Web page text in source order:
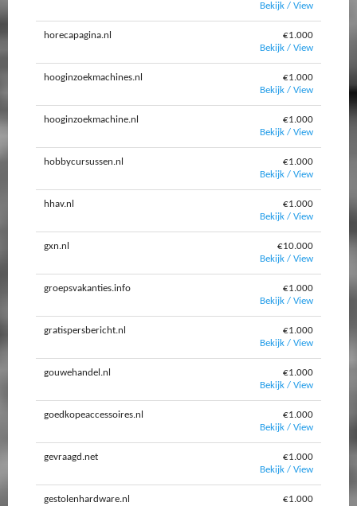
Bekijk / View
horecapagina.nl
€1.000
Bekijk / View
hooginzoekmachines.nl
€1.000
Bekijk / View
hooginzoekmachine.nl
€1.000
Bekijk / View
hobbycursussen.nl
€1.000
Bekijk / View
hhav.nl
€1.000
Bekijk / View
gxn.nl
€10.000
Bekijk / View
groepsvakanties.info
€1.000
Bekijk / View
gratispersbericht.nl
€1.000
Bekijk / View
gouwehandel.nl
€1.000
Bekijk / View
goedkopeaccessoires.nl
€1.000
Bekijk / View
gevraagd.net
€1.000
Bekijk / View
gestolenhardware.nl
€1.000